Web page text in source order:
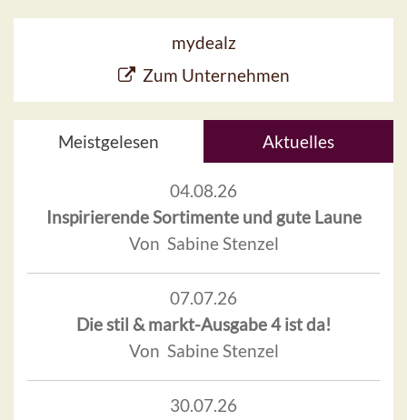
mydealz
Zum Unternehmen
Meistgelesen Aktuelles
04.08.26
Inspirierende Sortimente und gute Laune
Von Sabine Stenzel
07.07.26
Die stil & markt-Ausgabe 4 ist da!
Von Sabine Stenzel
30.07.26